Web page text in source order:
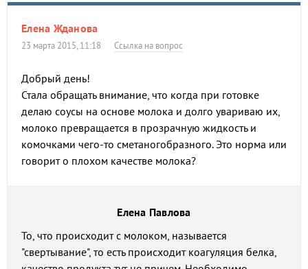
Елена Жданова
23 марта 2015, 11:18 Ссылка на вопрос
Добрый день!
Стала обращать внимание, что когда при готовке
делаю соусы на основе молока и долго увариваю их,
молоко превращается в прозрачную жидкость и
комочками чего-то сметаногобразного. Это норма или
говорит о плохом качестве молока?
Елена Павлова
То, что происходит с молоком, называется
"свертывание", то есть происходит коагуляция белка,